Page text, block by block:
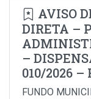
AVISO
DIRETA –
–
010/2026 –
FUNDO